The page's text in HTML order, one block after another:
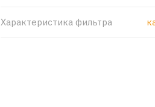
Характеристика фильтра